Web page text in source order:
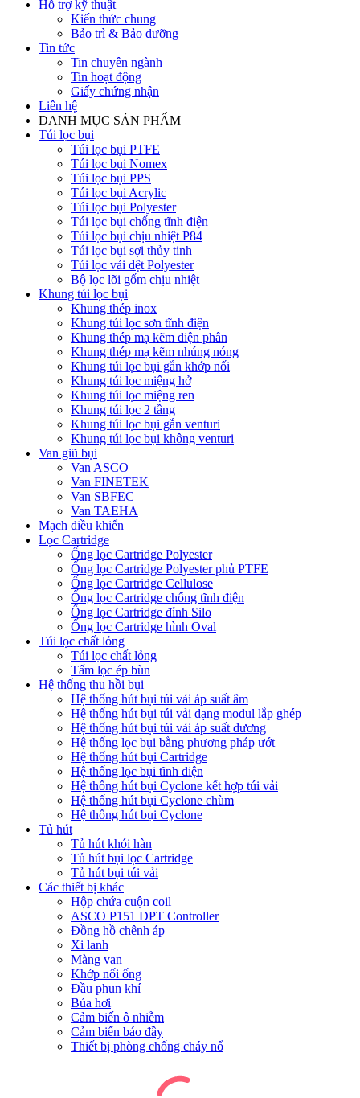
Hỗ trợ kỹ thuật
Kiến thức chung
Bảo trì & Bảo dưỡng
Tin tức
Tin chuyên ngành
Tin hoạt động
Giấy chứng nhận
Liên hệ
DANH MỤC SẢN PHẨM
Túi lọc bụi
Túi lọc bụi PTFE
Túi lọc bụi Nomex
Túi lọc bụi PPS
Túi lọc bụi Acrylic
Túi lọc bụi Polyester
Túi lọc bụi chống tĩnh điện
Túi lọc bụi chịu nhiệt P84
Túi lọc bụi sợi thủy tinh
Túi lọc vải dệt Polyester
Bộ lọc lõi gốm chịu nhiệt
Khung túi lọc bụi
Khung thép inox
Khung túi lọc sơn tĩnh điện
Khung thép mạ kẽm điện phân
Khung thép mạ kẽm nhúng nóng
Khung túi lọc bụi gắn khớp nối
Khung túi lọc miệng hở
Khung túi lọc miệng ren
Khung túi lọc 2 tầng
Khung túi lọc bụi gắn venturi
Khung túi lọc bụi không venturi
Van giũ bụi
Van ASCO
Van FINETEK
Van SBFEC
Van TAEHA
Mạch điều khiển
Lọc Cartridge
Ống lọc Cartridge Polyester
Ống lọc Cartridge Polyester phủ PTFE
Ống lọc Cartridge Cellulose
Ống lọc Cartridge chống tĩnh điện
Ống lọc Cartridge đỉnh Silo
Ống lọc Cartridge hình Oval
Túi lọc chất lỏng
Túi lọc chất lỏng
Tấm lọc ép bùn
Hệ thống thu hồi bụi
Hệ thống hút bụi túi vải áp suất âm
Hệ thống hút bụi túi vải dạng modul lắp ghép
Hệ thống hút bụi túi vải áp suất dương
Hệ thống lọc bụi bằng phương pháp ướt
Hệ thống hút bụi Cartridge
Hệ thống lọc bụi tĩnh điện
Hệ thống hút bụi Cyclone kết hợp túi vải
Hệ thống hút bụi Cyclone chùm
Hệ thống hút bụi Cyclone
Tủ hút
Tủ hút khói hàn
Tủ hút bụi lọc Cartridge
Tủ hút bụi túi vải
Các thiết bị khác
Hộp chứa cuộn coil
ASCO P151 DPT Controller
Đồng hồ chênh áp
Xi lanh
Màng van
Khớp nối ống
Đầu phun khí
Búa hơi
Cảm biến ô nhiễm
Cảm biến báo đầy
Thiết bị phòng chống cháy nổ